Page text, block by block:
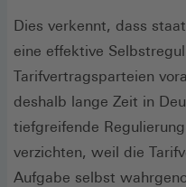
Dies verkennt, dass
eine effektive
Tarifvertragsparteien
deshalb lange Zeit in
tiefgreifende
verzichten, weil die
Aufgabe selbst